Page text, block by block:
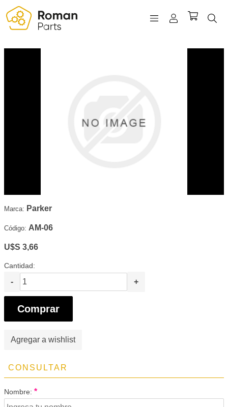
Marca: Parker
Código: AM-06
U$S 3,66
Cantidad:
- +
Comprar
Agregar a wishlist
CONSULTAR
Nombre: *